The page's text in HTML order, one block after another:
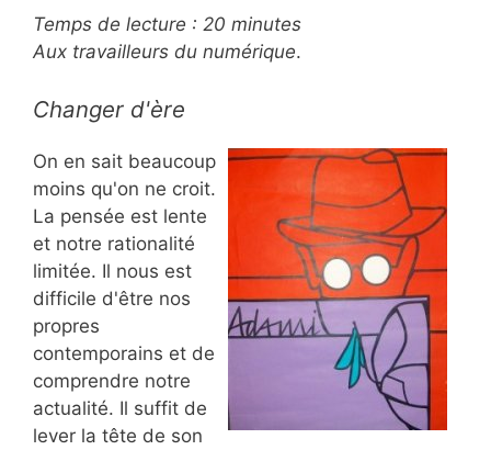
Temps de lecture : 20 minutes
Aux travailleurs du numérique.
Changer d'ère
On en sait beaucoup
moins qu'on ne croit.
La pensée est lente
et notre rationalité
limitée. Il nous est
difficile d'être nos
propres
contemporains et de
comprendre notre
actualité. Il suffit de
lever la tête de son